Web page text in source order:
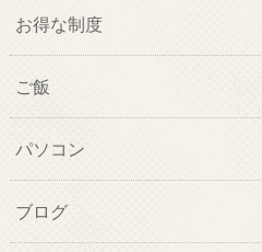
お得な制度
ご飯
パソコン
ブログ